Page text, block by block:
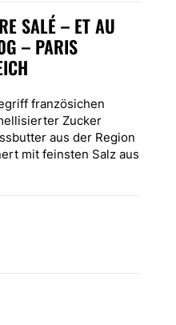
SALÉ – ET AU
– PARIS
französichen
Zucker
aus der Region
mit feinsten Salz aus